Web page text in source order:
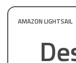
AMAZON LIGHTSAIL